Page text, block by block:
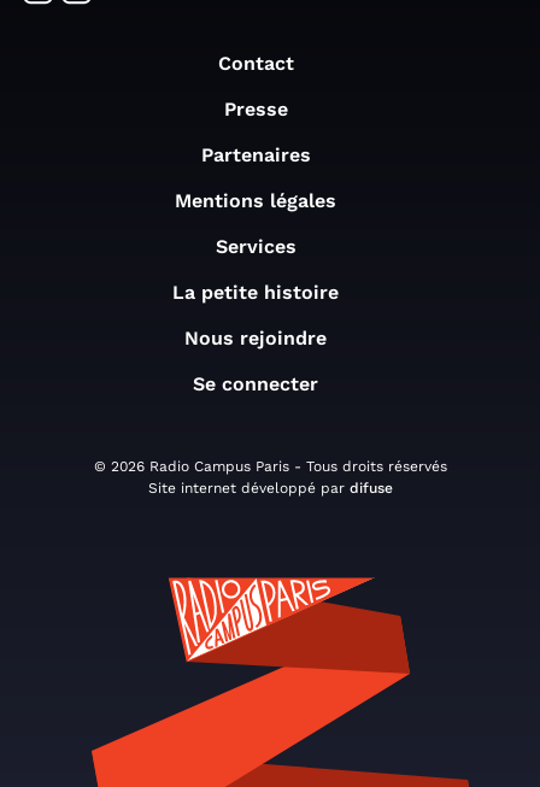
Contact
Presse
Partenaires
Mentions légales
Services
La petite histoire
Nous rejoindre
Se connecter
© 2026 Radio Campus Paris - Tous droits réservés
Site internet développé par difuse